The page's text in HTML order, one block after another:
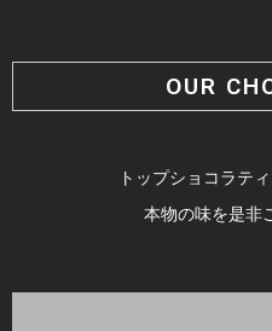
OUR
トップショコラテ
本物の味を是非